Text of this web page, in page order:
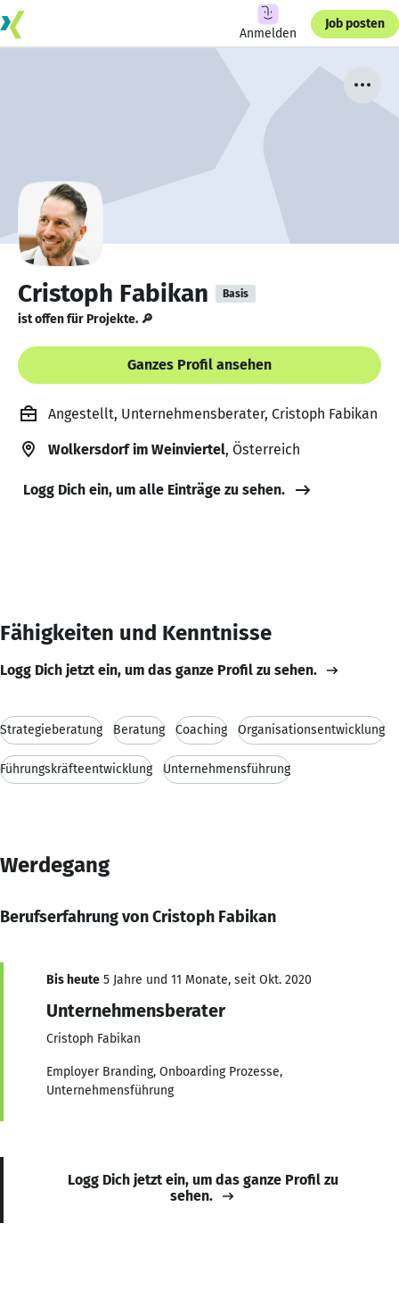
Anmelden
Job posten
Cristoph Fabikan Basis
ist offen für Projekte. 🔎
Ganzes Profil ansehen
Angestellt, Unternehmensberater, Cristoph Fabikan
Wolkersdorf im Weinviertel, Österreich
Logg Dich ein, um alle Einträge zu sehen.
Fähigkeiten und Kenntnisse
Logg Dich jetzt ein, um das ganze Profil zu sehen.
Strategieberatung Beratung Coaching Organisationsentwicklung
Führungskräfteentwicklung Unternehmensführung
Werdegang
Berufserfahrung von Cristoph Fabikan
Bis heute 5 Jahre und 11 Monate, seit Okt. 2020
Unternehmensberater
Cristoph Fabikan
Employer Branding, Onboarding Prozesse,
Unternehmensführung
Logg Dich jetzt ein, um das ganze Profil zu
sehen.